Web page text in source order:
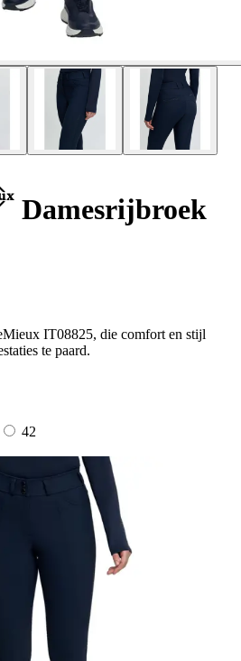
Damesrijbroek
IT08825, die comfort en stijl
te paard.
42